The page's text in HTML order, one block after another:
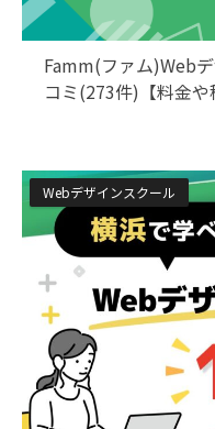
Famm(ファム)Web
コミ(273件)【料金や
Webデザインスクール